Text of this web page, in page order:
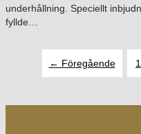
underhållning. Speciellt
fyllde…
← Föregående 1